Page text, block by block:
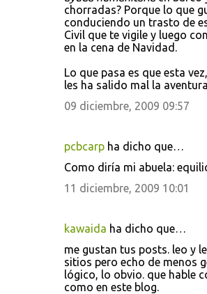
chorradas? Porque lo que
conduciendo un trasto de
Civil que te vigile y luego
en la cena de Navidad.
Lo que pasa es que esta
les ha salido mal la
09 diciembre, 2009 09:57
pcbcarp ha dicho que…
Como diría mi abuela:
11 diciembre, 2009 10:01
kawaida ha dicho que…
me gustan tus posts. leo y
sitios pero echo de menos
lógico, lo obvio. que hable
como en este blog.